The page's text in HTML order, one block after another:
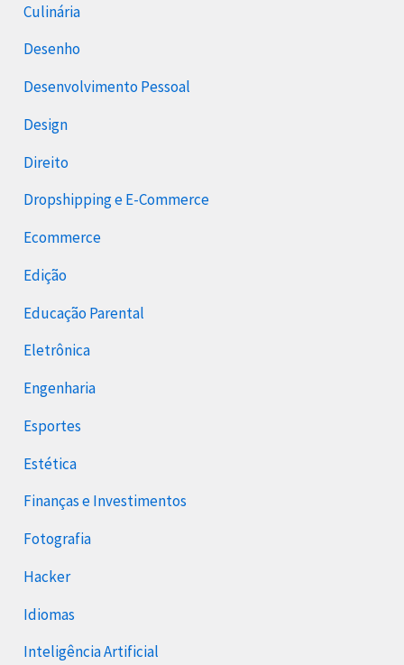
Culinária
Desenho
Desenvolvimento Pessoal
Design
Direito
Dropshipping e E-Commerce
Ecommerce
Edição
Educação Parental
Eletrônica
Engenharia
Esportes
Estética
Finanças e Investimentos
Fotografia
Hacker
Idiomas
Inteligência Artificial